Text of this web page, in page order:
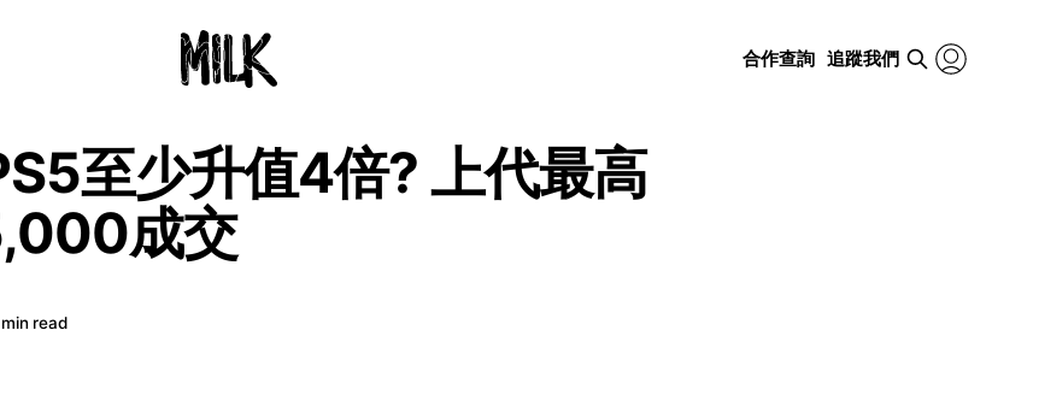
合作查詢 追蹤我們
至少升值4倍? 上代最高
成交
read